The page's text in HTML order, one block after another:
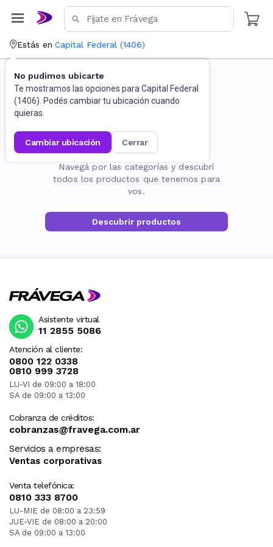
Estás en Capital Federal (1406)
No pudimos ubicarte
Te mostramos las opciones para Capital Federal
(1406). Podés cambiar tu ubicación cuando
quieras.
cambiar ubicación cerrar
La página no existe
Navegá por las categorías y descubrí
todos los productos que tenemos para
vos.
Descubrir productos
Atención al cliente:
0800 122 0338
0810 999 3728
LU-VI de 09:00 a 18:00
SA de 09:00 a 13:00
Cobranza de créditos:
cobranzas@fravega.com.ar
Servicios a empresas:
Ventas corporativas
Venta telefónica:
0810 333 8700
LU-MIE de 08:00 a 23:59
JUE-VIE de 08:00 a 20:00
SA de 09:00 a 13:00
Asistente virtual
11 2855 5086